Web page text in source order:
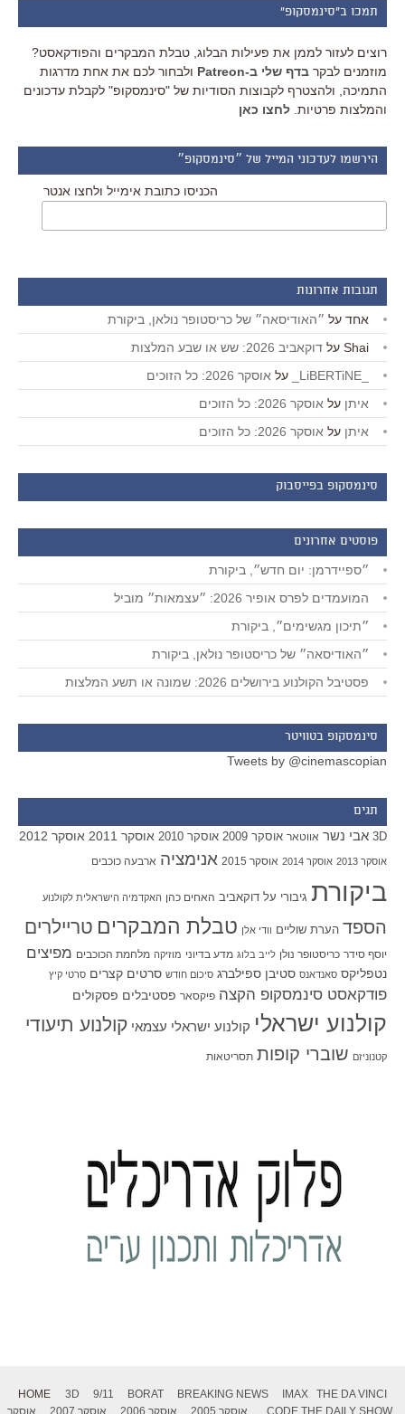
תמכו ב"סינמסקופ"
רוצים לעזור לממן את פעילות הבלוג, טבלת המבקרים והפודקאסט?
מוזמנים לבקר בדף שלי ב-Patreon
ולבחור לכם את אחת מדרגות
התמיכה, ולהצטרף לקבוצות הסודיות של "סינמסקופ" לקבלת עדכונים
והמלצות פרטיות. לחצו כאן
הירשמו לעדכוני המייל של ״סינמסקופ״
הכניסו כתובת אימייל ולחצו אנטר
תגובות אחרונות
אחד על ״האודיסאה״ של כריסטופר נולאן, ביקורת
Shai על דוקאביב 2026: שש או שבע המלצות
על אוסקר 2026: כל הזוכים
איתן על אוסקר 2026: כל הזוכים
איתן על אוסקר 2026: כל הזוכים
סינמסקופ בפייסבוק
פוסטים אחרונים
״ספיידרמן: יום חדש״, ביקורת
המועמדים לפרס אופיר 2026: ״עצמאות״ מוביל
״תיכון מגשימים״, ביקורת
״האודיסאה״ של כריסטופר נולאן, ביקורת
פסטיבל הקולנוע בירושלים 2026: שמונה או תשע המלצות
סינמסקופ בטוויטר
Tweets by @cinemascopian
תגים
3D אבי נשר אווטאר אוסקר 2009 אוסקר 2010 אוסקר 2011 אוסקר 2012
אוסקר 2013 אוסקר 2014 אוסקר 2015 אנימציה ארבעה כוכבים
ביקורת גיבורי על דוקאביב האחים כהן האקדמיה הישראלית לקולנוע
הספד הערת שוליים וודי אלן טבלת המבקרים טריילרים
יוסף סידר כריסטופר נולן לייב בלוג מדע בדיוני מוזיקה מלחמת הכוכבים מפיצים
נטפליקס סאנדאנס סטיבן ספילברג סיכום חודש סרטים קצרים סרטי קיץ
פודקאסט סינמסקופ הקצה פיקסאר פסטיבלים פסקולים
קולנוע ישראלי קולנוע ישראלי עצמאי קולנוע תיעודי
קטנוניזם שוברי קופות תסריטאות
HOME 3D 9/11 BORAT BREAKING NEWS IMAX
THE DA VINCI